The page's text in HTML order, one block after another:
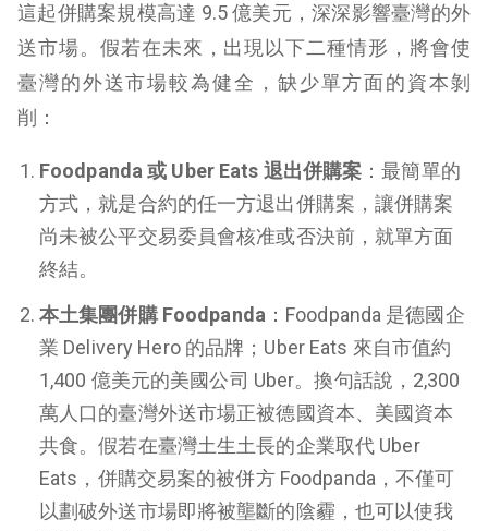
這起併購案規模高達 9.5 億美元，深深影響臺灣的外
送市場。假若在未來，出現以下二種情形，將會使
臺灣的外送市場較為健全，缺少單方面的資本剝
削：
Foodpanda 或 Uber Eats 退出併購案 ：最簡單的
方式，就是合約的任一方退出併購案，讓併購案
尚未被公平交易委員會核准或否決前，就單方面
終結。
本土集團併購 Foodpanda：Foodpanda 是德國企
業 Delivery Hero 的品牌；Uber Eats 來自市值約
1,400 億美元的美國公司 Uber。換句話說，2,300
萬人口的臺灣外送市場正被德國資本、美國資本
共食。假若在臺灣土生土長的企業取代 Uber
Eats，併購交易案的被併方 Foodpanda，不僅可
以劃破外送市場即將被壟斷的陰霾，也可以使我